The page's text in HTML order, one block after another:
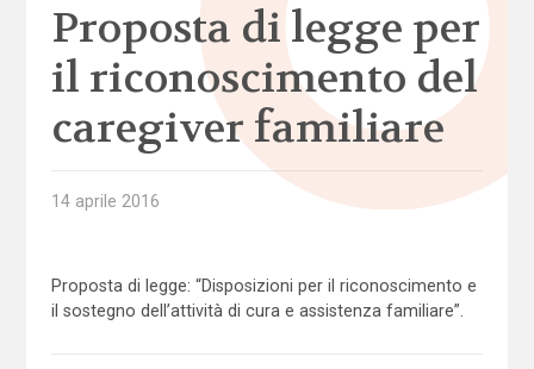
Proposta di legge per
il riconoscimento del
caregiver familiare
14 aprile 2016
Proposta di legge: “Disposizioni per il riconoscimento e
il sostegno dell’attività di cura e assistenza familiare”.